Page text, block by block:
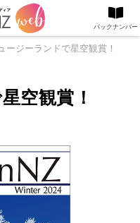
ージーランドで星空観賞！
空観賞！
バックナンバー